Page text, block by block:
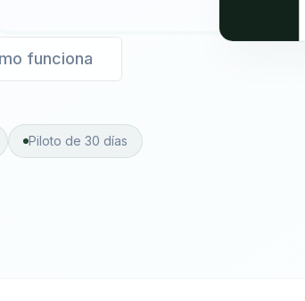
funciona
Piloto de 30 días